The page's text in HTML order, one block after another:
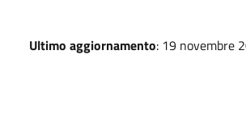
Ultimo aggiornamento: 19 novembre